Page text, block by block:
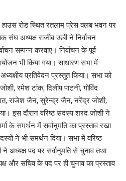
रोड स्थित रतलाम प्रेस क्लब भवन पर
संघ अध्यक्ष राजीब ऊबी ने निर्वाचन
सम्पन्न करवाए। निर्वाचन के पूर्व
भी किया गया। साधारण सभा में
प्रतिवेदन प्रस्तुत किया। सभा को
रमेश टांक, दिलीप पाटनी, गोविंद
राजेश जैन, सुरेन्द्र जैन, नरेंद्र जोशी,
इस दौरान वरिष्ठ सदस्य शरद जोशी ने
के समर्थन में सर्वानुमति का प्रस्ताव रखा
ने भी समर्थन दिया। सभा में वरिष्ठ
ने अध्यक्ष पद पर सर्वानुमति से चुनाव तथा
और सचिव के पद पर ही चुनाव का प्रस्ताव